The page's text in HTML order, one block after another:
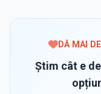
DĂ MAI
Știm cât e